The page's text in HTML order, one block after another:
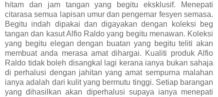
hitam dan jam tangan yang begitu eksklusif. Menepati
citarasa semua lapisan umur dan pengemar fesyen semasa.
Begitu indah dipakai dan digayakan dengan koleksi beg
tangan dan kasut Alfio Raldo yang begitu menawan. Koleksi
yang begitu elegan dengan buatan yang begitu teliti akan
membuat anda merasa amat dihargai. Kualiti produk Alfio
Raldo tidak boleh disangkal lagi kerana ianya bukan sahaja
di perhalusi dengan jahitan yang amat sempurna malahan
ianya adalah dari kulit yang bermutu tinggi. Setiap barangan
yang dihasilkan akan diperhalusi supaya ianya menepati